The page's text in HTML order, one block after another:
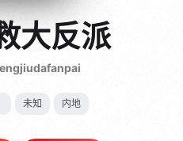
大反派
未知 内地